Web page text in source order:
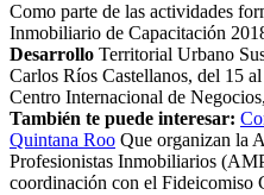
Como parte de las actividades
Inmobiliario de Capacitación
Desarrollo Territorial Urbano
Carlos Ríos Castellanos, del 15
Centro Internacional de
También te puede interesar:
Quintana Roo Que organizan la
Profesionistas Inmobiliarios
coordinación con el Fideicomiso